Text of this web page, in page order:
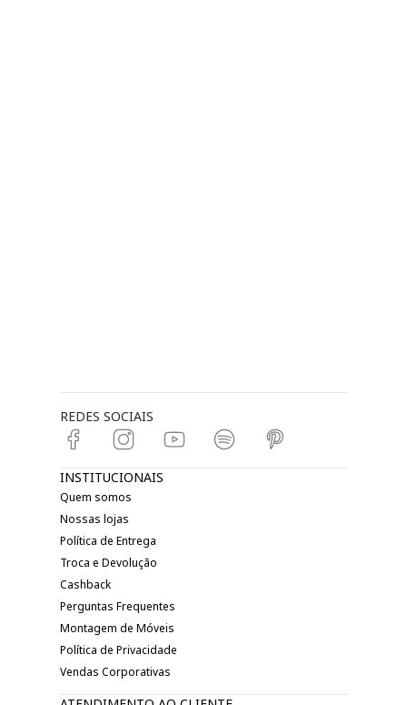
REDES SOCIAIS
INSTITUCIONAIS
Quem somos
Nossas lojas
Política de Entrega
Troca e Devolução
Cashback
Perguntas Frequentes
Montagem de Móveis
Política de Privacidade
Vendas Corporativas